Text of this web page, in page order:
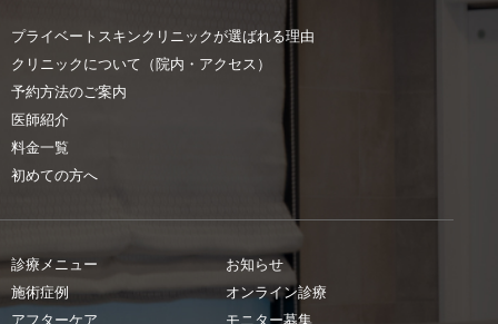
プライベートスキンクリニックが選ばれる理由
クリニックについて（院内・アクセス）
予約方法のご案内
医師紹介
料金一覧
初めての方へ
診療メニュー
施術症例
アフターケア
お知らせ
オンライン診療
モニター募集